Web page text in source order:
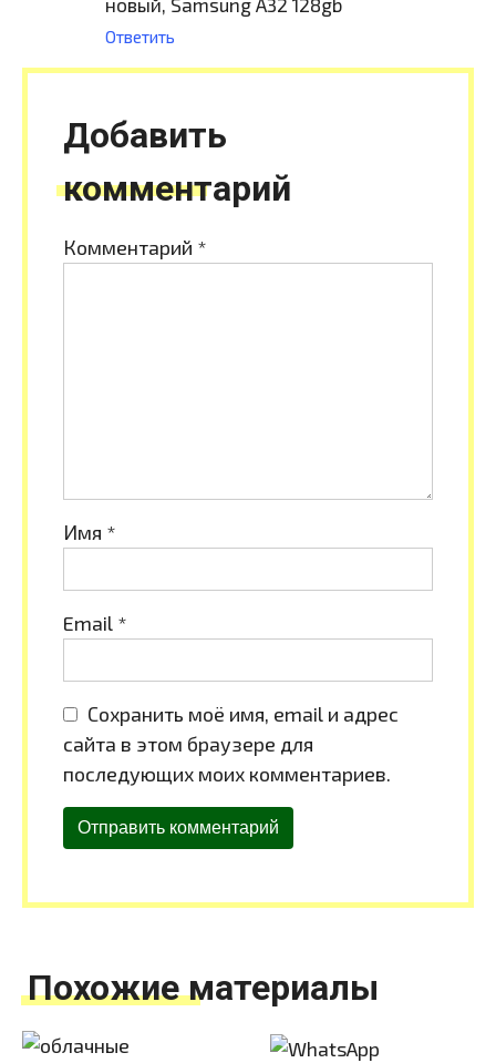
новый, Samsung A32 128gb
Ответить
Добавить
комментарий
Комментарий *
Имя *
Email *
Сохранить моё имя, email и адрес
сайта в этом браузере для
последующих моих комментариев.
Похожие материалы